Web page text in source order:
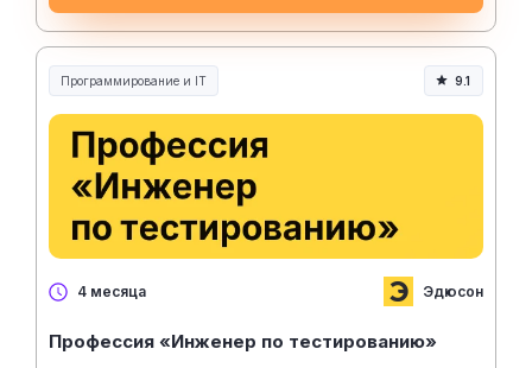
Программирование и IT 9.1
4 месяца Эдюсон
Профессия «Инженер по тестированию»